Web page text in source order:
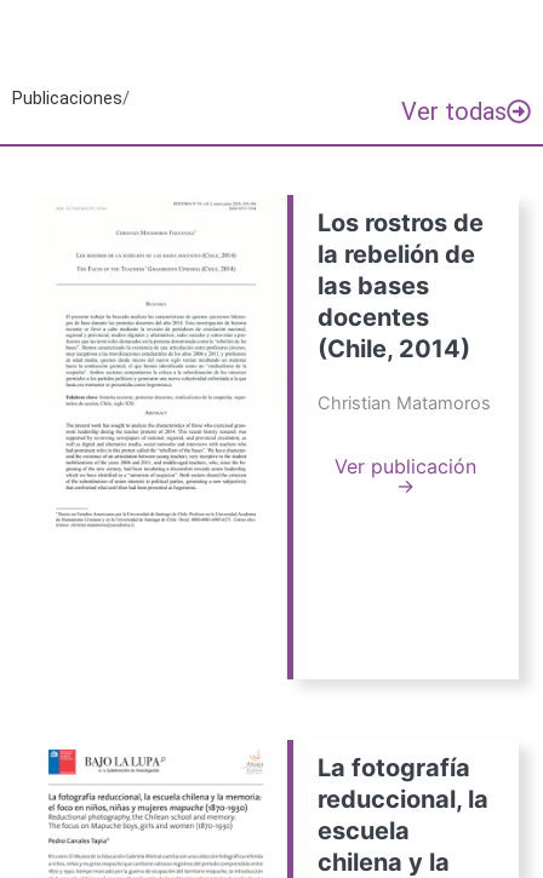
Publicaciones/ Ver todas
Los rostros de
la rebelión de
las bases
docentes
(Chile, 2014)
Christian Matamoros
Ver publicación
→
La fotografía
reduccional, la
escuela
chilena y la